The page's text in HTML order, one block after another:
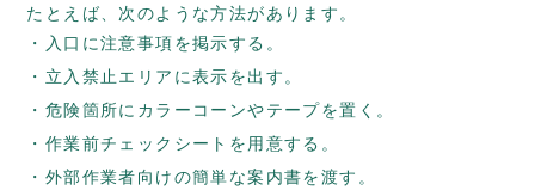
たとえば、次のような方法があります。
入口に注意事項を掲示する。
立入禁止エリアに表示を出す。
危険箇所にカラーコーンやテープを置く。
作業前チェックシートを用意する。
外部作業者向けの簡単な案内書を渡す。